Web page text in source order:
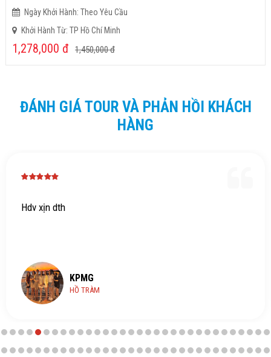
Ngày Khởi Hành: Theo Yêu Cầu
Khởi Hành Từ: TP Hồ Chí Minh
1,278,000 đ 1,450,000đ
ĐÁNH GIÁ TOUR VÀ PHẢN HỒI KHÁCH
HÀNG
Hdv xịn dth
KPMG
HỒ TRÀM